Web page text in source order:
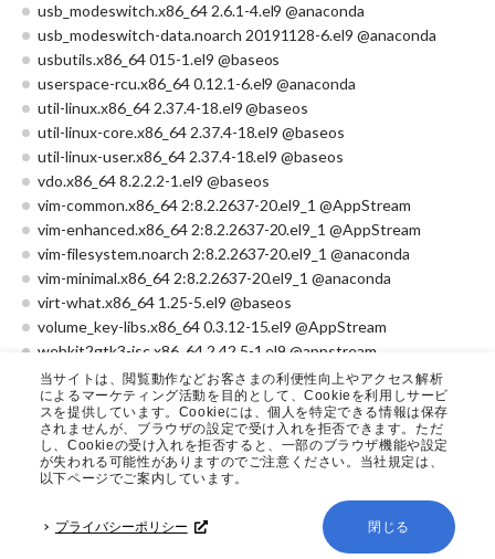
当サイトは、閲覧動作などお客さまの利便性向上やアクセス解析
によるマーケティング活動を目的として、Cookieを利用しサービ
スを提供しています。Cookieには、個人を特定できる情報は保存
されませんが、ブラウザの設定で受け入れを拒否できます。ただ
し、Cookieの受け入れを拒否すると、一部のブラウザ機能や設定
が失われる可能性がありますのでご注意ください。当社規定は、
以下ページでご案内しています。
プライバシーポリシー 閉じる
usb_modeswitch.x86_64 2.6.1-4.el9 @anaconda
usb_modeswitch-data.noarch 20191128-6.el9 @anaconda
usbutils.x86_64 015-1.el9 @baseos
userspace-rcu.x86_64 0.12.1-6.el9 @anaconda
util-linux.x86_64 2.37.4-18.el9 @baseos
util-linux-core.x86_64 2.37.4-18.el9 @baseos
util-linux-user.x86_64 2.37.4-18.el9 @baseos
vdo.x86_64 8.2.2.2-1.el9 @baseos
vim-common.x86_64 2:8.2.2637-20.el9_1 @AppStream
vim-enhanced.x86_64 2:8.2.2637-20.el9_1 @AppStream
vim-filesystem.noarch 2:8.2.2637-20.el9_1 @anaconda
vim-minimal.x86_64 2:8.2.2637-20.el9_1 @anaconda
virt-what.x86_64 1.25-5.el9 @baseos
volume_key-libs.x86_64 0.3.12-15.el9 @AppStream
webkit2gtk3-jsc.x86_64 2.42.5-1.el9 @appstream
wget.x86_64 1.21.1-7.el9 @AppStream
which.x86_64 2.21-29.el9 @baseos
words.noarch 3.0-39.el9 @anaconda
xdg-utils.noarch 1.1.3-11.el9 @AppStream
xe-guest-utilities.x86_64 8.2.1-1 @System
xe-guest-utilities-xenstore.x86_64 8.2.1-1 @System
xfsdump.x86_64 3.1.12-4.el9_3 @baseos